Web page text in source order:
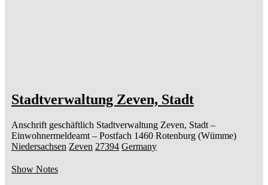
Stadtverwaltung Zeven, Stadt
Anschrift geschäftlich Stadtverwaltung Zeven, Stadt –
Einwohnermeldeamt – Postfach 1460 Rotenburg (Wümme)
Niedersachsen Zeven 27394 Germany
Show Notes